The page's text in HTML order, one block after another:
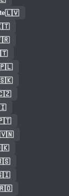
🇱🇻